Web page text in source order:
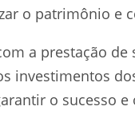
o patrimônio e
a prestação
investimentos
o sucesso